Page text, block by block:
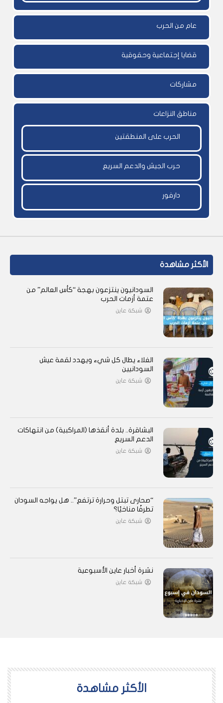
عام من الحرب
قضايا إجتماعية وحقوقية
مشاركات
مناطق النزاعات
الحرب على المنطقتين
حرب الجيش والدعم السريع
دارفور
الأكثر مشاهدة
السودانيون ينتزعون بهجة “كأس العالم” من
عتمة أزمات الحرب
شبكة عاين
الغلاء يطال كل شيء ويهدد لقمة عيش
السودانيين
شبكة عاين
البشاقرة.. بلدة أنقذها (المراكبية) من انتهاكات
الدعم السريع
شبكة عاين
“صحارى تبتل وحرارة ترتفع”.. هل يواجه السودان
تطرفًا مناخيًا؟
شبكة عاين
نشرة أخبار عاين الأسبوعية
شبكة عاين
اﻷكثر مشاهدة